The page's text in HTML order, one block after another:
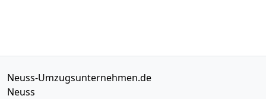
Neuss-Umzugsunternehmen.de
Neuss